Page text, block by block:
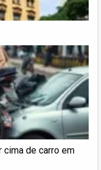
cima de carro em